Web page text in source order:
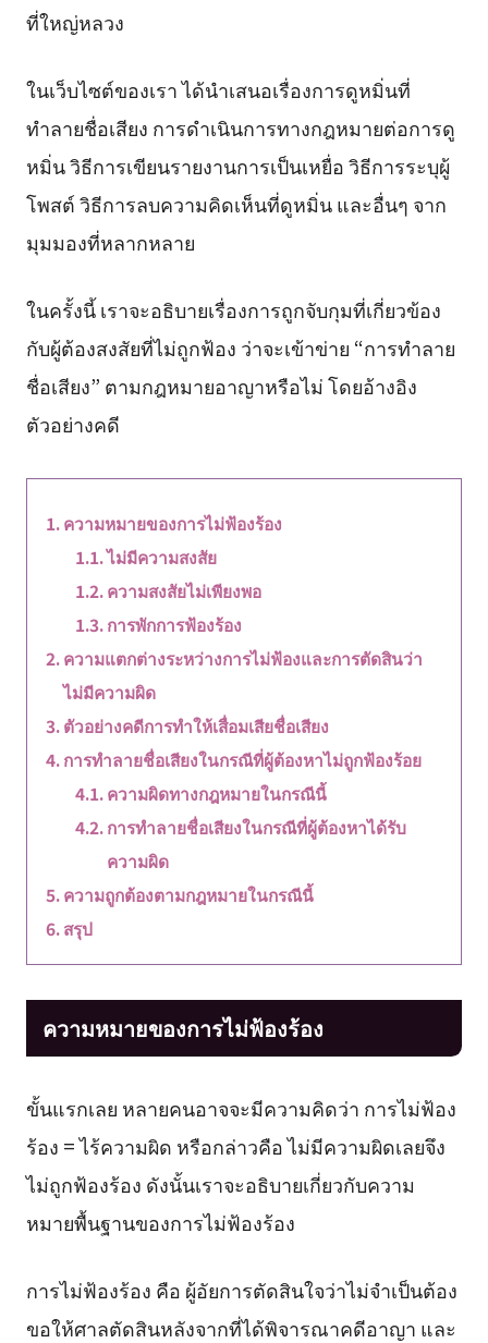
ที่ใหญ่หลวง
ในเว็บไซต์ของเรา ได้นำเสนอเรื่องการดูหมิ่นที่
ทำลายชื่อเสียง การดำเนินการทางกฎหมายต่อการดู
หมิ่น วิธีการเขียนรายงานการเป็นเหยื่อ วิธีการระบุผู้
โพสต์ วิธีการลบความคิดเห็นที่ดูหมิ่น และอื่นๆ จาก
มุมมองที่หลากหลาย
ในครั้งนี้ เราจะอธิบายเรื่องการถูกจับกุมที่เกี่ยวข้อง
กับผู้ต้องสงสัยที่ไม่ถูกฟ้อง ว่าจะเข้าข่าย “การทำลาย
ชื่อเสียง” ตามกฎหมายอาญาหรือไม่ โดยอ้างอิง
ตัวอย่างคดี
ความหมายของการไม่ฟ้องร้อง
ไม่มีความสงสัย
ความสงสัยไม่เพียงพอ
การพักการฟ้องร้อง
ความแตกต่างระหว่างการไม่ฟ้องและการตัดสินว่า
ไม่มีความผิด
ตัวอย่างคดีการทำให้เสื่อมเสียชื่อเสียง
การทำลายชื่อเสียงในกรณีที่ผู้ต้องหาไม่ถูกฟ้องร้อย
ความผิดทางกฎหมายในกรณีนี้
การทำลายชื่อเสียงในกรณีที่ผู้ต้องหาได้รับ
ความผิด
ความถูกต้องตามกฎหมายในกรณีนี้
สรุป
ความหมายของการไม่ฟ้องร้อง
ขั้นแรกเลย หลายคนอาจจะมีความคิดว่า การไม่ฟ้อง
ร้อง = ไร้ความผิด หรือกล่าวคือ ไม่มีความผิดเลยจึง
ไม่ถูกฟ้องร้อง ดังนั้นเราจะอธิบายเกี่ยวกับความ
หมายพื้นฐานของการไม่ฟ้องร้อง
การไม่ฟ้องร้อง คือ ผู้อัยการตัดสินใจว่าไม่จำเป็นต้อง
ขอให้ศาลตัดสินหลังจากที่ได้พิจารณาคดีอาญา และ